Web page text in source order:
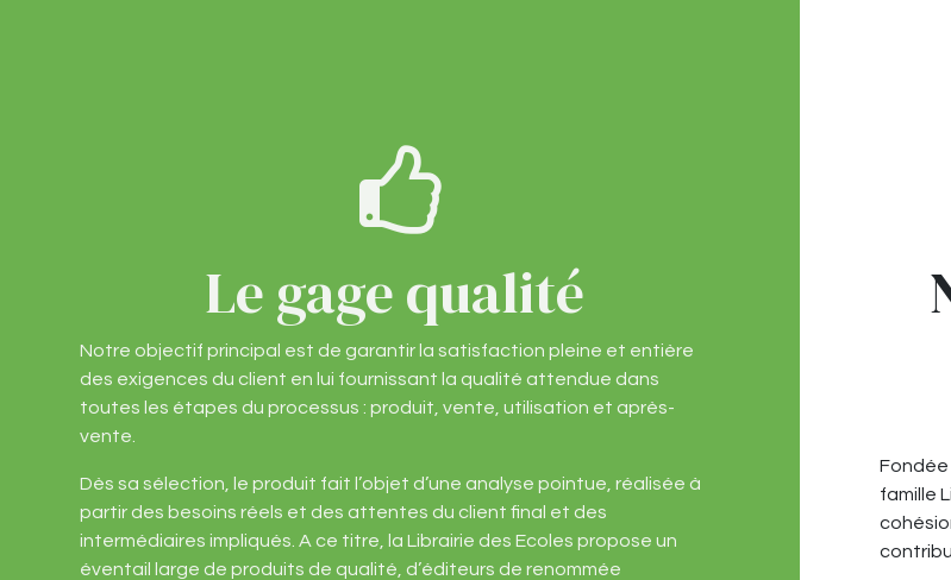
Le gage qualité
Notre objectif principal est de garantir la satisfaction pleine et entière
des exigences du client en lui fournissant la qualité attendue dans
toutes les étapes du processus : produit, vente, utilisation et après-
vente.
Dès sa sélection, le produit fait l’objet d’une analyse pointue, réalisée à
partir des besoins réels et des attentes du client final et des
intermédiaires impliqués. A ce titre, la Librairie des Ecoles propose un
éventail large de produits de qualité, d’éditeurs de renommée
Fondée
famille